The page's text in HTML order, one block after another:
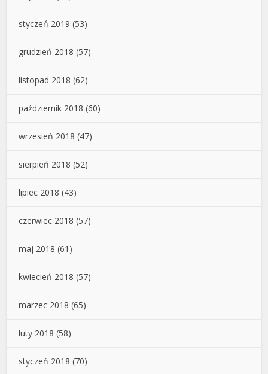
styczeń 2019 (53)
grudzień 2018 (57)
listopad 2018 (62)
październik 2018 (60)
wrzesień 2018 (47)
sierpień 2018 (52)
lipiec 2018 (43)
czerwiec 2018 (57)
maj 2018 (61)
kwiecień 2018 (57)
marzec 2018 (65)
luty 2018 (58)
styczeń 2018 (70)